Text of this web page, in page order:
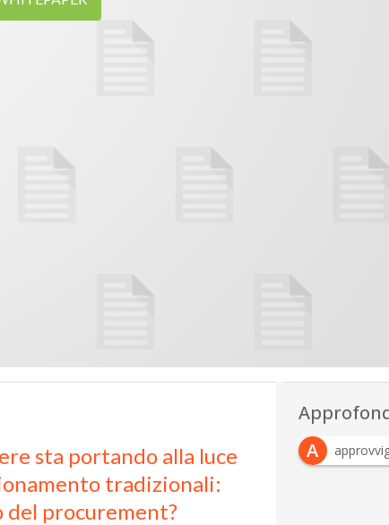
sta portando alla luce
tradizionali:
del procurement?
A